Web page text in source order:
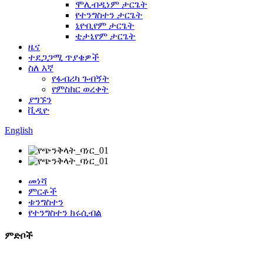
ሞሊብዲነም ታርጌት
የተንግስተን ታርጌት
ኒዮቢየም ታርጌት
ቲታኒየም ታርጌት
ዜና
ተደጋጋሚ ጥያቄዎች
ስለ እኛ
የፋብሪካ ጉብኝት
የምስክር ወረቀት
ያግኙን
ቪዲዮ
English
መነሻ
ምርቶች
ቱንግስተን
የተንግስተን ክሩሲብል
ምድቦች